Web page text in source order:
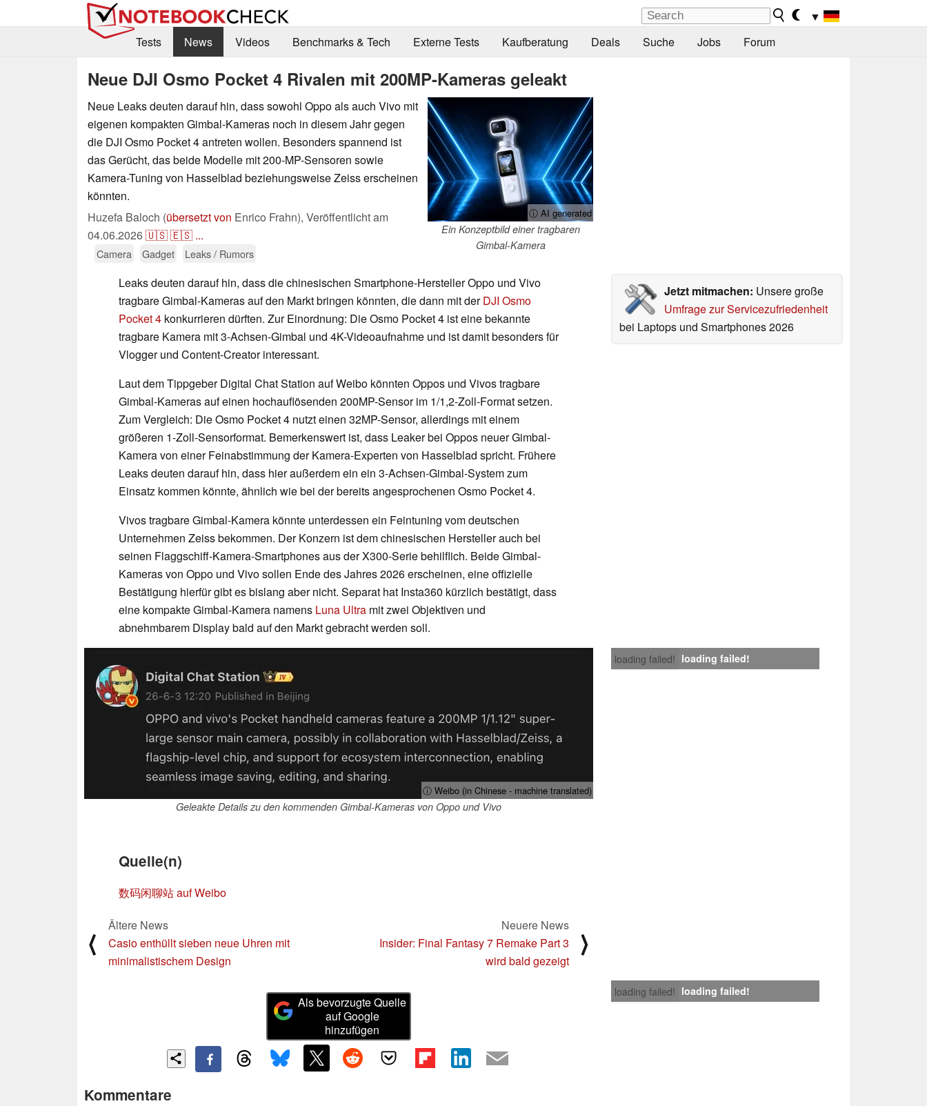
▼
Tests
News Videos Benchmarks & Tech Externe Tests Kaufberatung Deals Suche Jobs Forum
Neue DJI Osmo Pocket 4 Rivalen mit 200MP-Kameras geleakt
ⓘ AI generated
Ein Konzeptbild einer tragbaren
Gimbal-Kamera
Neue Leaks deuten darauf hin, dass sowohl Oppo als auch Vivo mit
eigenen kompakten Gimbal-Kameras noch in diesem Jahr gegen
die DJI Osmo Pocket 4 antreten wollen. Besonders spannend ist
das Gerücht, das beide Modelle mit 200-MP-Sensoren sowie
Kamera-Tuning von Hasselblad beziehungsweise Zeiss erscheinen
könnten.
Huzefa Baloch (übersetzt von Enrico Frahn), Veröffentlicht am
04.06.2026🇺🇸🇪🇸 ...
Camera Gadget Leaks / Rumors
Jetzt mitmachen: Unsere große
Umfrage zur Servicezufriedenheit
bei Laptops und Smartphones 2026
Leaks deuten darauf hin, dass die chinesischen Smartphone-Hersteller Oppo und Vivo
tragbare Gimbal-Kameras auf den Markt bringen könnten, die dann mit derDJI Osmo
Pocket 4 konkurrieren dürften. Zur Einordnung: Die Osmo Pocket 4 ist eine bekannte
tragbare Kamera mit 3-Achsen-Gimbal und 4K-Videoaufnahme und ist damit besonders für
Vlogger und Content-Creator interessant.
Laut dem Tippgeber Digital Chat Station auf Weibo könnten Oppos und Vivos tragbare
Gimbal-Kameras auf einen hochauflösenden 200MP-Sensor im 1/1,2-Zoll-Format setzen.
Zum Vergleich: Die Osmo Pocket 4 nutzt einen 32MP-Sensor, allerdings mit einem
größeren 1-Zoll-Sensorformat. Bemerkenswert ist, dass Leaker bei Oppos neuer Gimbal-
Kamera von einer Feinabstimmung der Kamera-Experten von Hasselblad spricht. Frühere
Leaks deuten darauf hin, dass hier außerdem ein ein 3-Achsen-Gimbal-System zum
Einsatz kommen könnte, ähnlich wie bei der bereits angesprochenen Osmo Pocket 4.
Vivos tragbare Gimbal-Kamera könnte unterdessen ein Feintuning vom deutschen
Unternehmen Zeiss bekommen. Der Konzern ist dem chinesischen Hersteller auch bei
seinen Flaggschiff-Kamera-Smartphones aus der X300-Serie behilflich. Beide Gimbal-
Kameras von Oppo und Vivo sollen Ende des Jahres 2026 erscheinen, eine offizielle
Bestätigung hierfür gibt es bislang aber nicht. Separat hat Insta360 kürzlich bestätigt, dass
eine kompakte Gimbal-Kamera namens Luna Ultra mit zwei Objektiven und
abnehmbarem Display bald auf den Markt gebracht werden soll.
loading failed! loading failed!
ⓘ Weibo (in Chinese - machine translated)
Geleakte Details zu den kommenden Gimbal-Kameras von Oppo und Vivo
Quelle(n)
数码闲聊站 auf Weibo
⟨
Ältere News
Casio enthüllt sieben neue Uhren mit
minimalistischem Design
Neuere News
Insider: Final Fantasy 7 Remake Part 3
wird bald gezeigt
⟩
loading failed! loading failed!
Als bevorzugte Quelle
auf Google
hinzufügen
Kommentare